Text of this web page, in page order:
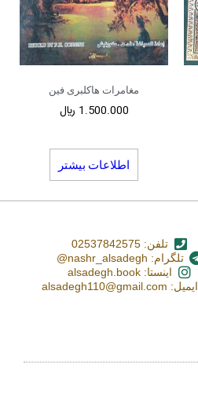
مغامرات هاکلبری فین
1.500.000 ﷼
اطلاعات بیشتر
تلفن: 02537842575
تلگرام: nashr_alsadegh@
اینستا: alsadegh.book
ایمیل: alsadegh110@gmail.com